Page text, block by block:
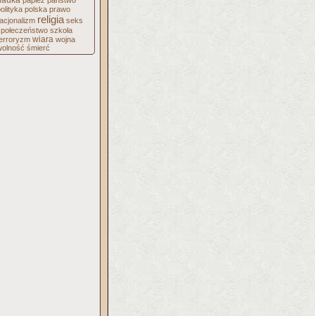
polska prawo
religia seks
szkoła
wiara wojna
śmierć